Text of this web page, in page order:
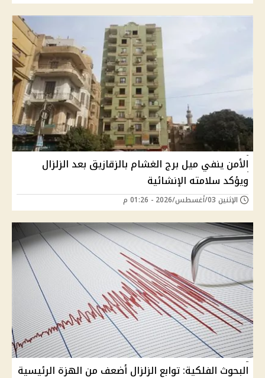
الأمن ينفي ميل برج الغشام بالزقازيق بعد الزلزال
ويؤكد سلامته الإنشائية
الإثنين 03/أغسطس/2026 - 01:26 م
البحوث الفلكية: توابع الزلزال أضعف من الهزة الرئيسية